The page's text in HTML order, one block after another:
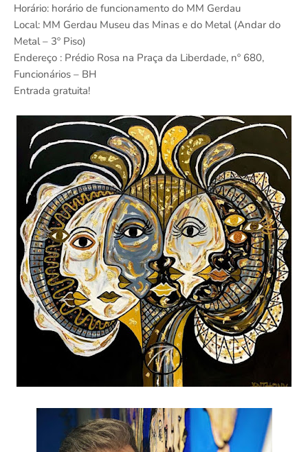
Horário: horário de funcionamento do MM Gerdau
Local: MM Gerdau Museu das Minas e do Metal (Andar do
Metal – 3º Piso)
Endereço : Prédio Rosa na Praça da Liberdade, nº 680,
Funcionários – BH
Entrada gratuita!